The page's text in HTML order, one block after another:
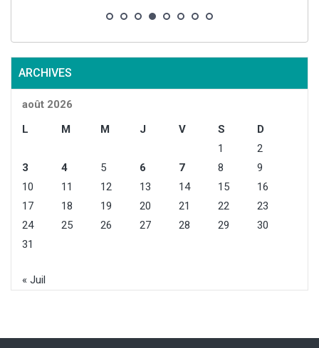
ARCHIVES
août 2026
L
M M J V S
D
1
2
3
4 5 6 7 8
9
10
11 12 13 14 15
16
17
18 19 20 21 22
23
24
25 26 27 28 29
30
31
« Juil